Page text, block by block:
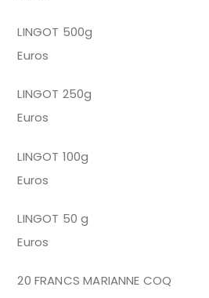
LINGOT 500g
Euros
LINGOT 250g
Euros
LINGOT 100g
Euros
LINGOT 50 g
Euros
20 FRANCS MARIANNE